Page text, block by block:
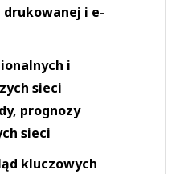
i e-
i
sieci
prognozy
sieci
kluczowych